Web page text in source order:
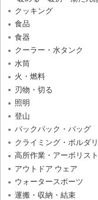
クッキング
食品
食器
クーラー・水タンク
水筒
火・燃料
刃物・切る
照明
登山
バックパック・バッグ
クライミング・ボルダ
高所作業・アーボリスト
アウトドア ウェア
ウォータースポーツ
運搬・収納・結束